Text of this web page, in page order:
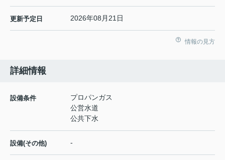
更新予定日 2026年08月21日
情報の見方
詳細情報
設備条件
プロパンガス
公営水道
公共下水
設備(その他) -